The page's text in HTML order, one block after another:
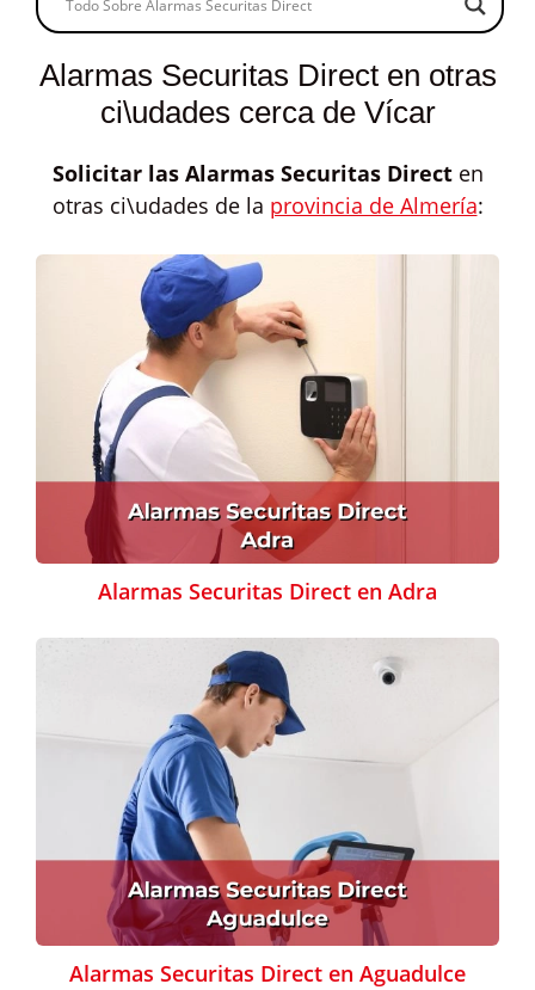
Alarmas Securitas Direct en otras
ci\udades cerca de Vícar
Solicitar las Alarmas Securitas Directen
otras ci\udades de la provincia de Almería:
Alarmas Securitas Direct en Adra
Alarmas Securitas Direct en Aguadulce